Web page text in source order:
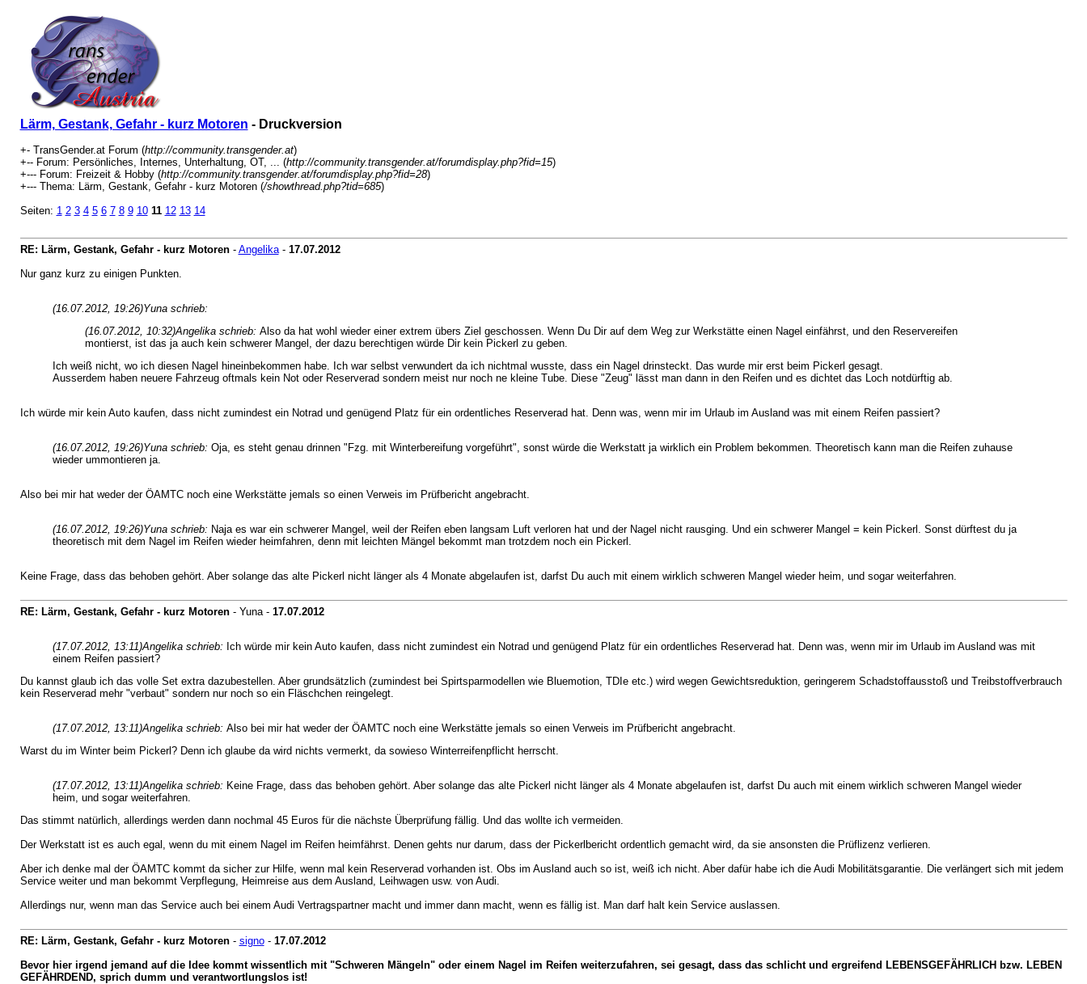
Lärm, Gestank, Gefahr - kurz Motoren - Druckversion
+- TransGender.at Forum (http://community.transgender.at)
+-- Forum: Persönliches, Internes, Unterhaltung, OT, ... (http://community.transgender.at/forumdisplay.php?fid=15)
+--- Forum: Freizeit & Hobby (http://community.transgender.at/forumdisplay.php?fid=28)
+--- Thema: Lärm, Gestank, Gefahr - kurz Motoren (/showthread.php?tid=685)
Seiten: 1 2 3 4 5 6 7 8 9 10 11 12 13 14
RE: Lärm, Gestank, Gefahr - kurz Motoren- Angelika- 17.07.2012
Nur ganz kurz zu einigen Punkten.
(16.07.2012, 19:26)Yuna schrieb:
(16.07.2012, 10:32)Angelika schrieb: Also da hat wohl wieder einer extrem übers Ziel geschossen. Wenn Du Dir auf dem Weg zur Werkstätte einen Nagel einfährst, und den Reservereifen
montierst, ist das ja auch kein schwerer Mangel, der dazu berechtigen würde Dir kein Pickerl zu geben.
Ich weiß nicht, wo ich diesen Nagel hineinbekommen habe. Ich war selbst verwundert da ich nichtmal wusste, dass ein Nagel drinsteckt. Das wurde mir erst beim Pickerl gesagt.
Ausserdem haben neuere Fahrzeug oftmals kein Not oder Reserverad sondern meist nur noch ne kleine Tube. Diese "Zeug" lässt man dann in den Reifen und es dichtet das Loch notdürftig ab.
Ich würde mir kein Auto kaufen, dass nicht zumindest ein Notrad und genügend Platz für ein ordentliches Reserverad hat. Denn was, wenn mir im Urlaub im Ausland was mit einem Reifen passiert?
(16.07.2012, 19:26)Yuna schrieb: Oja, es steht genau drinnen "Fzg. mit Winterbereifung vorgeführt", sonst würde die Werkstatt ja wirklich ein Problem bekommen. Theoretisch kann man die Reifen zuhause
wieder ummontieren ja.
Also bei mir hat weder der ÖAMTC noch eine Werkstätte jemals so einen Verweis im Prüfbericht angebracht.
(16.07.2012, 19:26)Yuna schrieb: Naja es war ein schwerer Mangel, weil der Reifen eben langsam Luft verloren hat und der Nagel nicht rausging. Und ein schwerer Mangel = kein Pickerl. Sonst dürftest du ja
theoretisch mit dem Nagel im Reifen wieder heimfahren, denn mit leichten Mängel bekommt man trotzdem noch ein Pickerl.
Keine Frage, dass das behoben gehört. Aber solange das alte Pickerl nicht länger als 4 Monate abgelaufen ist, darfst Du auch mit einem wirklich schweren Mangel wieder heim, und sogar weiterfahren.
RE: Lärm, Gestank, Gefahr - kurz Motoren- Yuna - 17.07.2012
(17.07.2012, 13:11)Angelika schrieb: Ich würde mir kein Auto kaufen, dass nicht zumindest ein Notrad und genügend Platz für ein ordentliches Reserverad hat. Denn was, wenn mir im Urlaub im Ausland was mit
einem Reifen passiert?
Du kannst glaub ich das volle Set extra dazubestellen. Aber grundsätzlich (zumindest bei Spirtsparmodellen wie Bluemotion, TDIe etc.) wird wegen Gewichtsreduktion, geringerem Schadstoffausstoß und Treibstoffverbrauch
kein Reserverad mehr "verbaut" sondern nur noch so ein Fläschchen reingelegt.
(17.07.2012, 13:11)Angelika schrieb: Also bei mir hat weder der ÖAMTC noch eine Werkstätte jemals so einen Verweis im Prüfbericht angebracht.
Warst du im Winter beim Pickerl? Denn ich glaube da wird nichts vermerkt, da sowieso Winterreifenpflicht herrscht.
(17.07.2012, 13:11)Angelika schrieb: Keine Frage, dass das behoben gehört. Aber solange das alte Pickerl nicht länger als 4 Monate abgelaufen ist, darfst Du auch mit einem wirklich schweren Mangel wieder
heim, und sogar weiterfahren.
Das stimmt natürlich, allerdings werden dann nochmal 45 Euros für die nächste Überprüfung fällig. Und das wollte ich vermeiden.
Der Werkstatt ist es auch egal, wenn du mit einem Nagel im Reifen heimfährst. Denen gehts nur darum, dass der Pickerlbericht ordentlich gemacht wird, da sie ansonsten die Prüflizenz verlieren.
Aber ich denke mal der ÖAMTC kommt da sicher zur Hilfe, wenn mal kein Reserverad vorhanden ist. Obs im Ausland auch so ist, weiß ich nicht. Aber dafür habe ich die Audi Mobilitätsgarantie. Die verlängert sich mit jedem
Service weiter und man bekommt Verpflegung, Heimreise aus dem Ausland, Leihwagen usw. von Audi.
Allerdings nur, wenn man das Service auch bei einem Audi Vertragspartner macht und immer dann macht, wenn es fällig ist. Man darf halt kein Service auslassen.
RE: Lärm, Gestank, Gefahr - kurz Motoren- signo- 17.07.2012
Bevor hier irgend jemand auf die Idee kommt wissentlich mit "Schweren Mängeln" oder einem Nagel im Reifen weiterzufahren, sei gesagt, dass das schlicht und ergreifend LEBENSGEFÄHRLICH bzw. LEBEN
GEFÄHRDEND, sprich dumm und verantwortlungslos ist!